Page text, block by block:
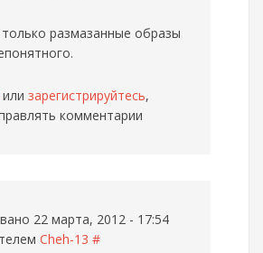
размазанные образы
или зарегистрируйтесь,
комментарии
22 марта, 2012 - 17:54
Cheh-13 #